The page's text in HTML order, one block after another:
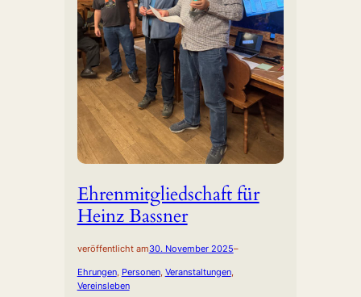
Ehrenmitgliedschaft für
Heinz Bassner
veröffentlicht am30. November 2025–
Ehrungen, Personen, Veranstaltungen
Vereinsleben